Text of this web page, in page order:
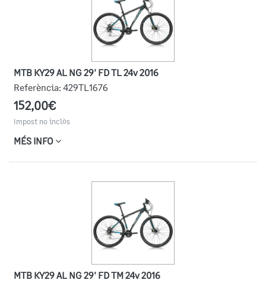
MTB KY29 AL NG 29' FD TL 24v 2016
Referència: 429TL1676
152,00€
Impost no inclòs
MÉS INFO
MTB KY29 AL NG 29' FD TM 24v 2016